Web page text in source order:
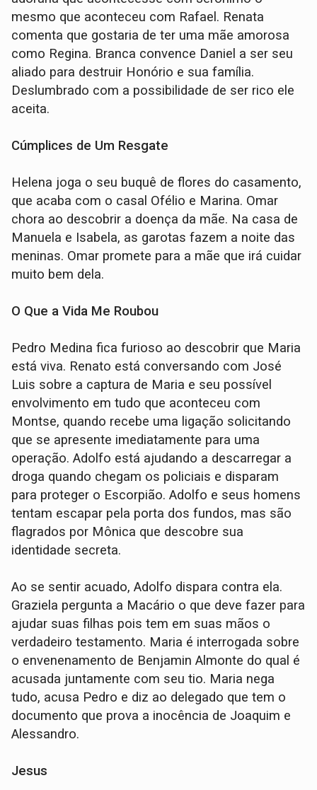
mesmo que aconteceu com Rafael. Renata
comenta que gostaria de ter uma mãe amorosa
como Regina. Branca convence Daniel a ser seu
aliado para destruir Honório e sua família.
Deslumbrado com a possibilidade de ser rico ele
aceita.
Cúmplices de Um Resgate
Helena joga o seu buquê de flores do casamento,
que acaba com o casal Ofélio e Marina. Omar
chora ao descobrir a doença da mãe. Na casa de
Manuela e Isabela, as garotas fazem a noite das
meninas. Omar promete para a mãe que irá cuidar
muito bem dela.
O Que a Vida Me Roubou
Pedro Medina fica furioso ao descobrir que Maria
está viva. Renato está conversando com José
Luis sobre a captura de Maria e seu possível
envolvimento em tudo que aconteceu com
Montse, quando recebe uma ligação solicitando
que se apresente imediatamente para uma
operação. Adolfo está ajudando a descarregar a
droga quando chegam os policiais e disparam
para proteger o Escorpião. Adolfo e seus homens
tentam escapar pela porta dos fundos, mas são
flagrados por Mônica que descobre sua
identidade secreta.
Ao se sentir acuado, Adolfo dispara contra ela.
Graziela pergunta a Macário o que deve fazer para
ajudar suas filhas pois tem em suas mãos o
verdadeiro testamento. Maria é interrogada sobre
o envenenamento de Benjamin Almonte do qual é
acusada juntamente com seu tio. Maria nega
tudo, acusa Pedro e diz ao delegado que tem o
documento que prova a inocência de Joaquim e
Alessandro.
Jesus